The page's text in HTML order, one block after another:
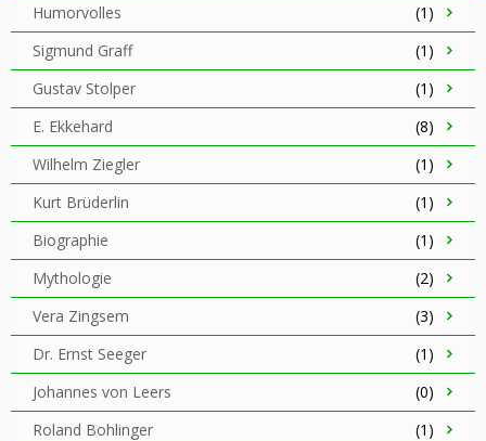
Humorvolles
(1)
Sigmund Graff
(1)
Gustav Stolper
(1)
E. Ekkehard
(8)
Wilhelm Ziegler
(1)
Kurt Brüderlin
(1)
Biographie
(1)
Mythologie
(2)
Vera Zingsem
(3)
Dr. Ernst Seeger
(1)
Johannes von Leers
(0)
Roland Bohlinger
(1)